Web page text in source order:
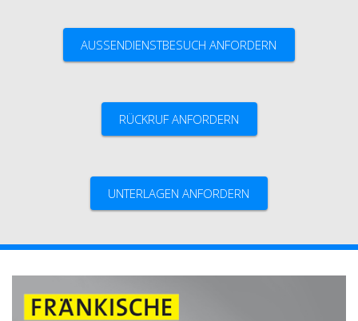
AUSSENDIENSTBESUCH ANFORDERN
RÜCKRUF ANFORDERN
UNTERLAGEN ANFORDERN